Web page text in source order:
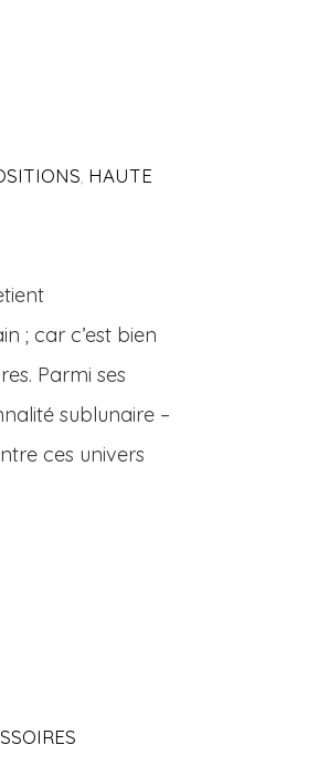
, HAUTE
; car c’est bien
Parmi ses
sublunaire –
ces univers